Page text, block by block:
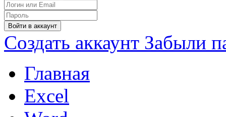
Войти в аккаунт
Создать аккаунт Забыли
Главная
Excel